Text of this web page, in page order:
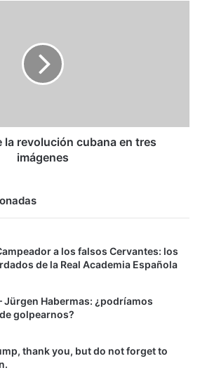
la revolución cubana en tres
imágenes
a los falsos Cervantes: los
de la Real Academia Española
Jürgen Habermas: ¿podríamos
golpearnos?
thank you, but do not forget to